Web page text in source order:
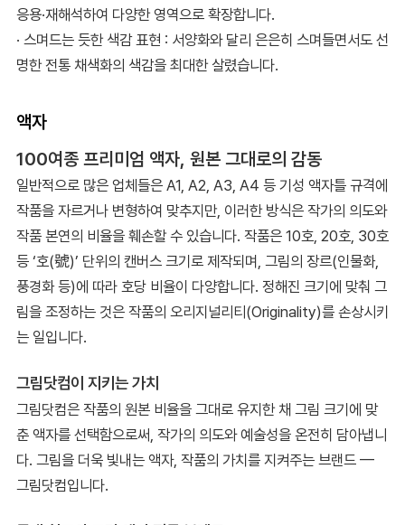
응용·재해석하여 다양한 영역으로 확장합니다.
· 스며드는 듯한 색감 표현 : 서양화와 달리 은은히 스며들면서도 선
명한 전통 채색화의 색감을 최대한 살렸습니다.
액자
100여종 프리미엄 액자, 원본 그대로의 감동
일반적으로 많은 업체들은 A1, A2, A3, A4 등 기성 액자틀 규격에
작품을 자르거나 변형하여 맞추지만, 이러한 방식은 작가의 의도와
작품 본연의 비율을 훼손할 수 있습니다. 작품은 10호, 20호, 30호
등 ‘호(號)’ 단위의 캔버스 크기로 제작되며, 그림의 장르(인물화,
풍경화 등)에 따라 호당 비율이 다양합니다. 정해진 크기에 맞춰 그
림을 조정하는 것은 작품의 오리지널리티(Originality)를 손상시키
는 일입니다.
그림닷컴이 지키는 가치
그림닷컴은 작품의 원본 비율을 그대로 유지한 채 그림 크기에 맞
춘 액자를 선택함으로써, 작가의 의도와 예술성을 온전히 담아냅니
다. 그림을 더욱 빛내는 액자, 작품의 가치를 지켜주는 브랜드 —
그림닷컴입니다.